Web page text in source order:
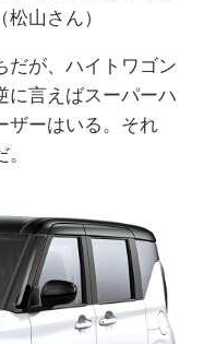
山さん）
だが、ハイトワゴン
に言えばスーパーハ
ザーはいる。それ